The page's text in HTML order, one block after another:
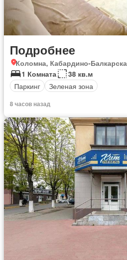
Подробнее
Коломна, Кабардино-
1 Комната
38 кв.м
Паркинг
Зеленая зона
8 часов назад